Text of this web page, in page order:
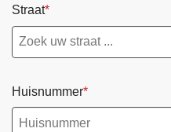
Straat
Huisnummer